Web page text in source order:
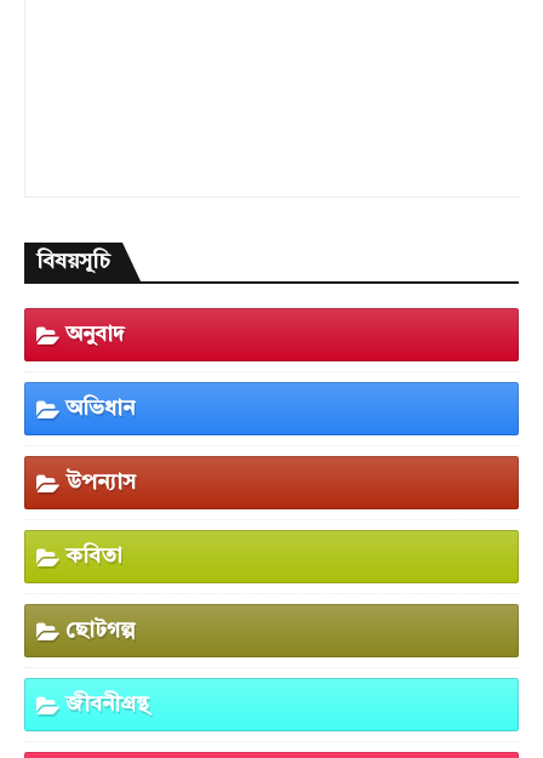
বিষয়সূচি
অনুবাদ
অভিধান
উপন্যাস
কবিতা
ছোটগল্প
জীবনীগ্রন্থ